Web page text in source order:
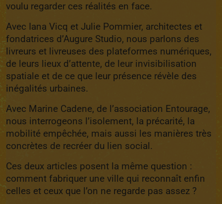
voulu regarder ces réalités en face.
Avec Iana Vicq et Julie Pommier, architectes et
fondatrices d’Augure Studio, nous parlons des
livreurs et livreuses des plateformes numériques,
de leurs lieux d’attente, de leur invisibilisation
spatiale et de ce que leur présence révèle des
inégalités urbaines.
Avec Marine Cadene, de l’association Entourage,
nous interrogeons l’isolement, la précarité, la
mobilité empêchée, mais aussi les manières très
concrètes de recréer du lien social.
Ces deux articles posent la même question :
comment fabriquer une ville qui reconnaît enfin
celles et ceux que l’on ne regarde pas assez ?